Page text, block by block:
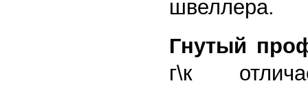
швеллера.
Гнутый
г\к